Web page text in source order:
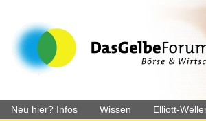
Neu hier? Infos Wissen Elliott-